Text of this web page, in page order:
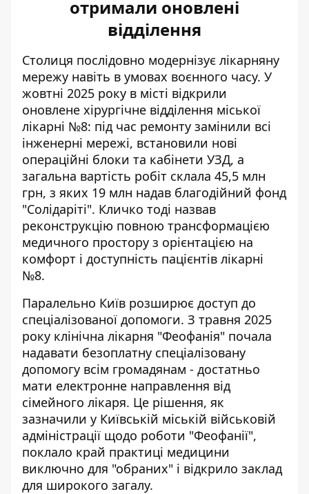
отримали оновлені
відділення
Столиця послідовно модернізує лікарняну
мережу навіть в умовах воєнного часу. У
жовтні 2025 року в місті відкрили
оновлене хірургічне відділення міської
лікарні №8: під час ремонту замінили всі
інженерні мережі, встановили нові
операційні блоки та кабінети УЗД, а
загальна вартість робіт склала 45,5 млн
грн, з яких 19 млн надав благодійний фонд
"Солідаріті". Кличко тоді назвав
реконструкцію повною трансформацією
медичного простору з орієнтацією на
комфорт і доступність пацієнтів лікарні
№8.
Паралельно Київ розширює доступ до
спеціалізованої допомоги. З травня 2025
року клінічна лікарня "Феофанія" почала
надавати безоплатну спеціалізовану
допомогу всім громадянам - достатньо
мати електронне направлення від
сімейного лікаря. Це рішення, як
зазначили у Київській міській військовій
адміністрації щодо роботи "Феофанії",
поклало край практиці медицини
виключно для "обраних" і відкрило заклад
для широкого загалу.